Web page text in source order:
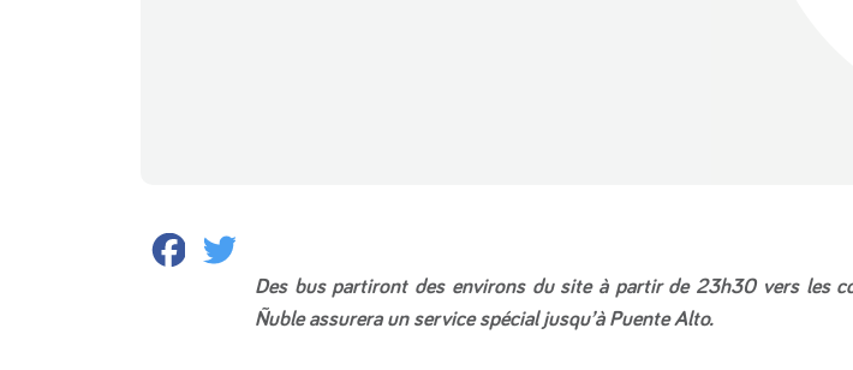
Facebook
Des bus partiront des environs du site à partir de 23h30 vers les
Ñuble assurera un service spécial jusqu’à Puente Alto.